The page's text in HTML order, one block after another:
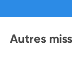
Autres